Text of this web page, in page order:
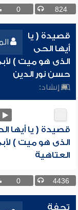
824
0
قصيدة ( يا
أيها الحى
الذى هو ميت )
حسن نور الدين
إنشاد:
قصيدة ( يا أيها
الذى هو ميت )
العتاهية
4436
0
تحفة